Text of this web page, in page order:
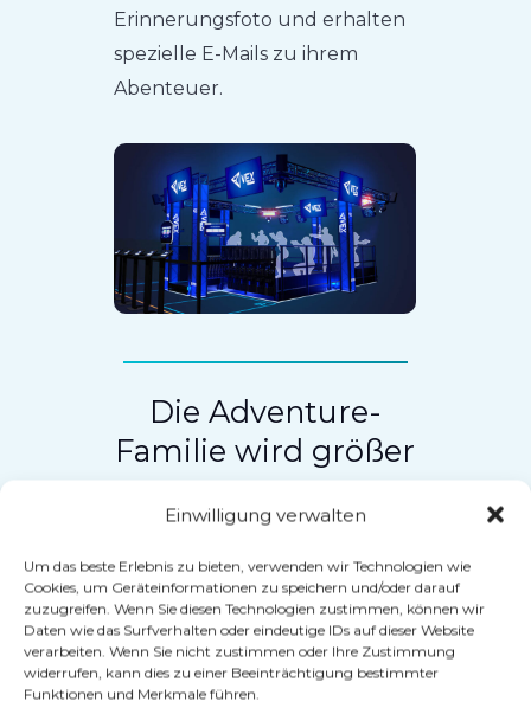
Einwilligung verwalten
Um das beste Erlebnis zu bieten, verwenden wir Technologien wie
Cookies, um Geräteinformationen zu speichern und/oder darauf
zuzugreifen. Wenn Sie diesen Technologien zustimmen, können wir
Daten wie das Surfverhalten oder eindeutige IDs auf dieser Website
verarbeiten. Wenn Sie nicht zustimmen oder Ihre Zustimmung
widerrufen, kann dies zu einer Beeinträchtigung bestimmter
Funktionen und Merkmale führen.
Erinnerungsfoto und erhalten
spezielle E-Mails zu ihrem
Abenteuer.
Die Adventure-
Familie wird größer
Das VEX Adventure war noch
Unterhaltungszentren auf der
ganzen Welt. Mit zwei
zusätzlichen Formaten wird die
meistverkaufte Hyper-VR-